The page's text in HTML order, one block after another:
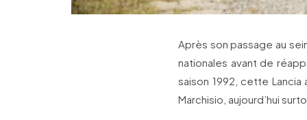
Après son passage au
nationales avant de
saison 1992, cette
Marchisio, aujourd’hui